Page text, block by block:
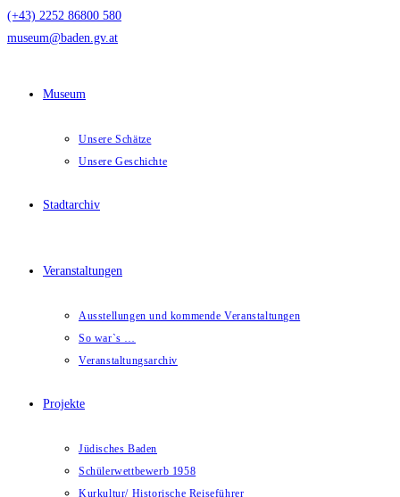
(+43) 2252 86800 580
museum@baden.gv.at
Museum
Unsere Schätze
Unsere Geschichte
Stadtarchiv
Veranstaltungen
Ausstellungen und kommende Veranstaltungen
So war`s …
Veranstaltungsarchiv
Projekte
Jüdisches Baden
Schülerwettbewerb 1958
Kurkultur/ Historische Reiseführer